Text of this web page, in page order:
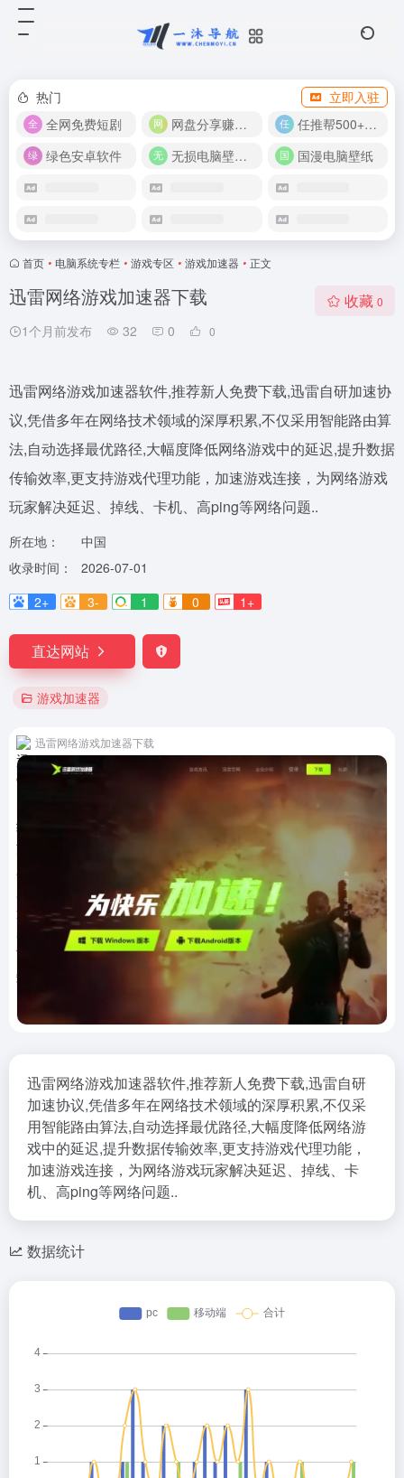
热门
立即入驻
全网免费短剧
网盘分享赚奖金！
任推帮500+推广项目！
绿色安卓软件
无损电脑壁纸合集 国漫电脑壁纸
首页 • 电脑系统专栏 • 游戏专区 • 游戏加速器 • 正文
迅雷网络游戏加速器下载
1个月前发布 32 0 0
收藏 0
迅雷网络游戏加速器软件,推荐新人免费下载,迅雷自研加速协
议,凭借多年在网络技术领域的深厚积累,不仅采用智能路由算
法,自动选择最优路径,大幅度降低网络游戏中的延迟,提升数据
传输效率,更支持游戏代理功能，加速游戏连接，为网络游戏
玩家解决延迟、掉线、卡机、高ping等网络问题..
所在地：
中国
收录时间：
2026-07-01
2+
3- 1 0 1+
直达网站
游戏加速器
迅雷网络游戏加速器下载
迅雷网络游戏加速器软件,推荐新人免费下载,迅雷自研
加速协议,凭借多年在网络技术领域的深厚积累,不仅采
用智能路由算法,自动选择最优路径,大幅度降低网络游
戏中的延迟,提升数据传输效率,更支持游戏代理功能，
加速游戏连接，为网络游戏玩家解决延迟、掉线、卡
机、高ping等网络问题..
数据统计